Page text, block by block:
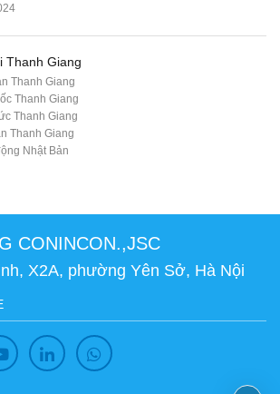
Thanh Giang
Thanh Giang
Thanh Giang
Thanh Giang
Thanh Giang
Nhật Bản
CONINCON.,JSC
X2A, phường Yên Sở, Hà Nội